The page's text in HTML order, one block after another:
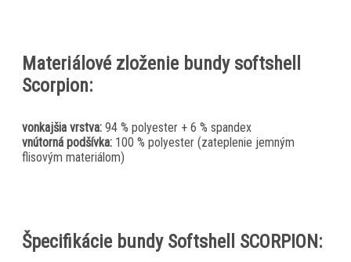
Materiálové zloženie bundy softshell
Scorpion:
vonkajšia vrstva: 94 % polyester + 6 % spandex
vnútorná podšívka: 100 % polyester (zateplenie jemným
flisovým materiálom)
Špecifikácie bundy Softshell SCORPION: